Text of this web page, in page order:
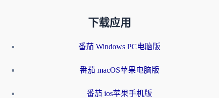
下载应用
番茄 Windows PC电脑版
番茄 macOS苹果电脑版
番茄 ios苹果手机版